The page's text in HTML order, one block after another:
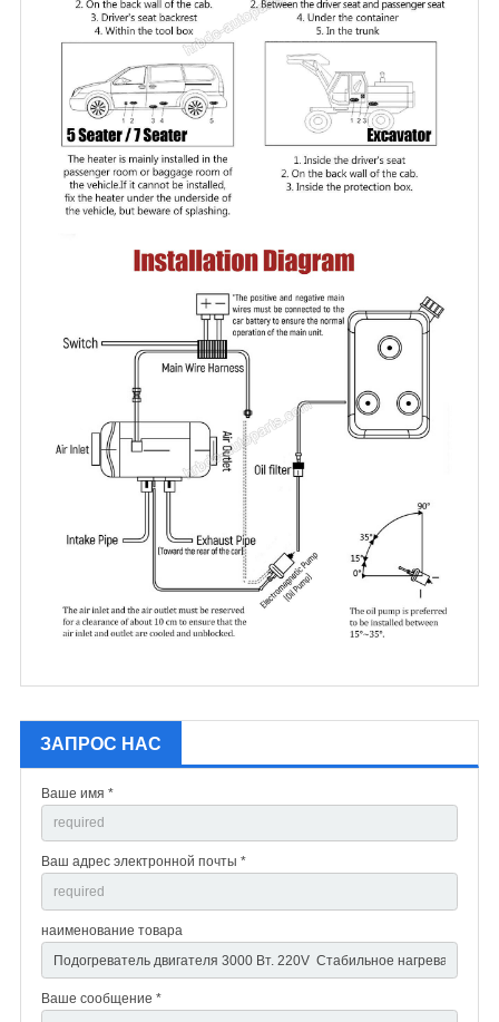
ЗАПРОС НАС
Ваше имя *
Ваш адрес электронной почты *
наименование товара
Ваше сообщение *